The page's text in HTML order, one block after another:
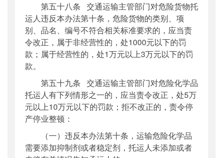
第五十八条 交通运输主管部门对危险货物托
运人违反本办法第十条，危险货物的类别、项
别、品名、编号不符合相关标准要求的，应当责
令改正，属于非经营性的，处1000元以下的罚
款；属于经营性的，处1万元以上3万元以下的罚
款。
第五十九条 交通运输主管部门对危险化学品
托运人有下列情形之一的，应当责令改正，处5万
元以上10万元以下的罚款；拒不改正的，责令停
产停业整顿：
（一）违反本办法第十条，运输危险化学品
需要添加抑制剂或者稳定剂，托运人未添加或者